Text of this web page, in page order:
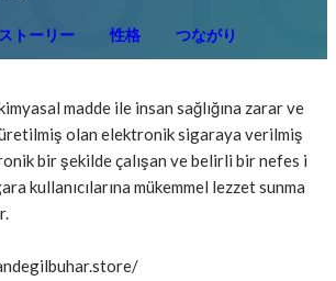
ストーリー 性格 つながり
madde ile insan sağlığına zarar ve
olan elektronik sigaraya verilmiş
bir şekilde çalışan ve belirli bir nefes i
kullanıcılarına mükemmel lezzet sunma